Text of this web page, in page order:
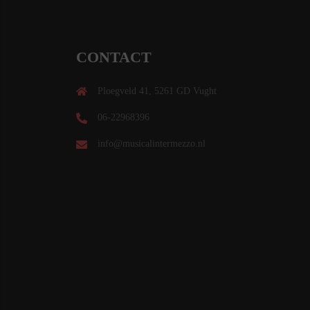
CONTACT
Ploegveld 41, 5261 GD Vught
06-22968396
info@musicalintermezzo.nl